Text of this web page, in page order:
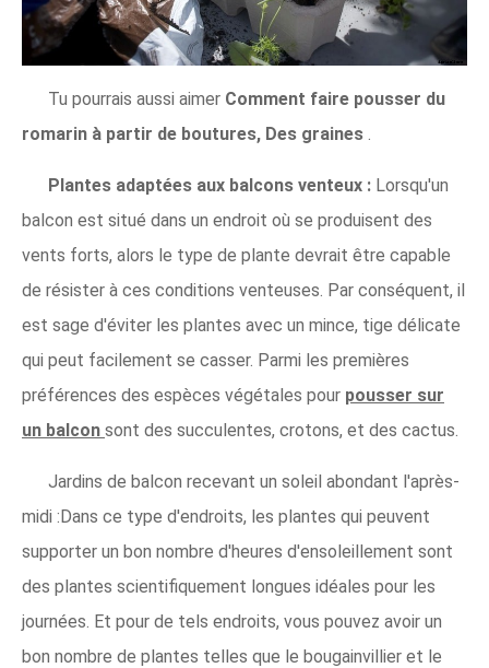
Tu pourrais aussi aimer Comment faire pousser du
romarin à partir de boutures, Des graines
Plantes adaptées aux balcons venteux : Lorsqu'un
balcon est situé dans un endroit où se produisent des
vents forts, alors le type de plante devrait être capable
de résister à ces conditions venteuses. Par conséquent, il
est sage d'éviter les plantes avec un mince, tige délicate
qui peut facilement se casser. Parmi les premières
préférences des espèces végétales pour pousser sur
un balcon sont des succulentes, crotons, et des cactus.
Jardins de balcon recevant un soleil abondant l'après-
midi :Dans ce type d'endroits, les plantes qui peuvent
supporter un bon nombre d'heures d'ensoleillement sont
des plantes scientifiquement longues idéales pour les
journées. Et pour de tels endroits, vous pouvez avoir un
bon nombre de plantes telles que le bougainvillier et le